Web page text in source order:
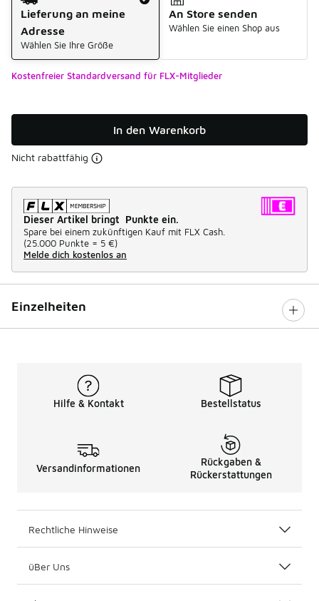
Lieferung an meine
Adresse
Wählen Sie Ihre Größe
An Store senden
Wählen Sie einen Shop aus
Kostenfreier Standardversand für FLX-Mitglieder
In den Warenkorb
Nicht rabattfähig
Dieser Artikel bringt Punkte ein.
Spare bei einem zukünftigen Kauf mit FLX Cash.
(25.000 Punkte = 5 €)
Melde dich kostenlos an
Einzelheiten
Hilfe & Kontakt Bestellstatus
Versandinformationen
Rückgaben &
Rückerstattungen
Rechtliche Hinweise
üBer Uns